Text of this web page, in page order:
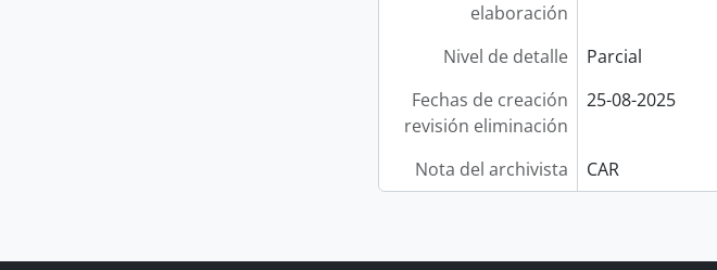
elaboración
Nivel de detalle
Parcial
Fechas de creación
revisión eliminación
25-08-2025
Nota del archivista CAR